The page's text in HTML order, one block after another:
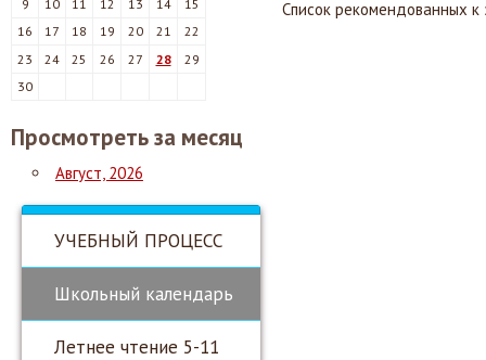
9
10 11 12 13 14
15
16
17 18 19 20 21
22
23
24 25 26 27 28
29
30
Просмотреть за месяц
Август, 2026
УЧЕБНЫЙ ПРОЦЕСС
Школьный календарь
Летнее чтение 5-11
Список рекомендованных